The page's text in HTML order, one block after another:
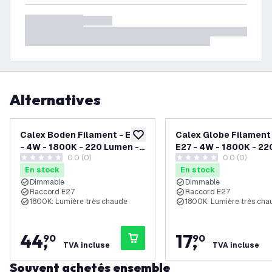
Alternatives
ajouter à la liste de souhaits
Calex Boden Filament - E27
- 4W - 1800K - 220 Lumen -
Papyrus
0 étoiles de notation
0.0 (0)
En stock
Dimmable
Raccord E27
1800K: Lumière très chaude
44,
90
TVA incluse
Calex Globe Filament
E27 - 4W - 1800K -
Lumen - Papyrus
0 étoiles de notation
0.0 (0)
En stock
Dimmable
Raccord E27
1800K: Lumière très
17,
90
TVA incluse
Souvent achetés ensemble